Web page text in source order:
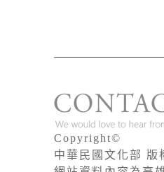
Copyright©
中華民國文化部 版